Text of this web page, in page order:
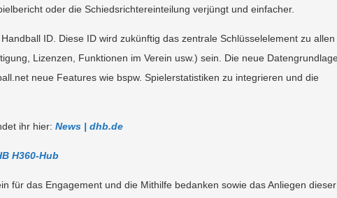
oder die Schiedsrichtereinteilung verjüngt und einfacher.
ID. Diese ID wird zukünftig das zentrale Schlüsselelement zu allen
Lizenzen, Funktionen im Verein usw.) sein. Die neue
neue Features wie bspw. Spielerstatistiken zu integrieren und die
ihr hier: News | dhb.de
H360-Hub
für das Engagement und die Mithilfe bedanken sowie das Anliegen dieser